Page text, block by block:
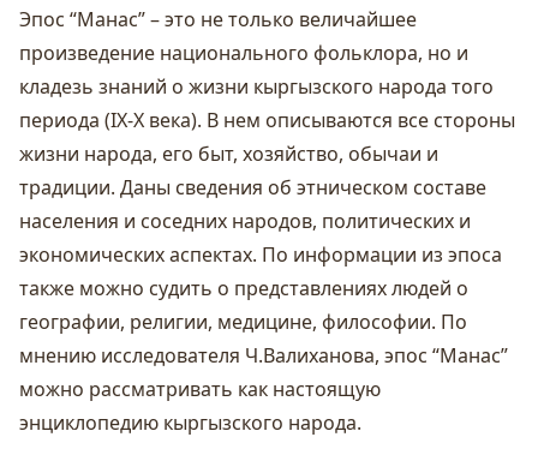
Эпос “Манас” – это не только величайшее
произведение национального фольклора, но и
кладезь знаний о жизни кыргызского народа того
периода (IX-X века). В нем описываются все стороны
жизни народа, его быт, хозяйство, обычаи и
традиции. Даны сведения об этническом составе
населения и соседних народов, политических и
экономических аспектах. По информации из эпоса
также можно судить о представлениях людей о
географии, религии, медицине, философии. По
мнению исследователя Ч.Валиханова, эпос “Манас”
можно рассматривать как настоящую
энциклопедию кыргызского народа.